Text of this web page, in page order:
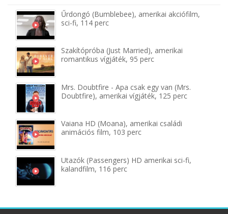
Űrdongó (Bumblebee), amerikai akciófilm,
sci-fi, 114 perc
Szakítópróba (Just Married), amerikai
romantikus vígjáték, 95 perc
Mrs. Doubtfire - Apa csak egy van (Mrs.
Doubtfire), amerikai vígjáték, 125 perc
Vaiana HD (Moana), amerikai családi
animációs film, 103 perc
Utazók (Passengers) HD amerikai sci-fi,
kalandfilm, 116 perc